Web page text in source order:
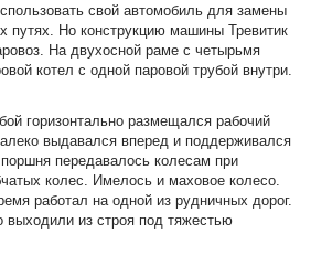
свой автомобиль для замены
путях. Но конструкцию машины Тревитик
На двухосной раме с четырьмя
котел с одной паровой трубой внутри.
горизонтально размещался рабочий
выдавался вперед и поддерживался
передавалось колесам при
колес. Имелось и маховое колесо.
работал на одной из рудничных дорог.
выходили из строя под тяжестью